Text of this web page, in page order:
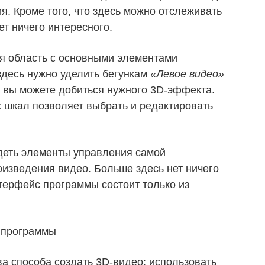
Кроме того, что здесь можно отслеживать
ничего интересного.
область с основными элементами
нужно уделить бегункам «Левое видео»
можете добиться нужного 3D-эффекта.
позволяет выбрать и редактировать
элементы управления самой
видео. Больше здесь нет ничего
программы состоит только из
способа создать 3D-видео: использовать